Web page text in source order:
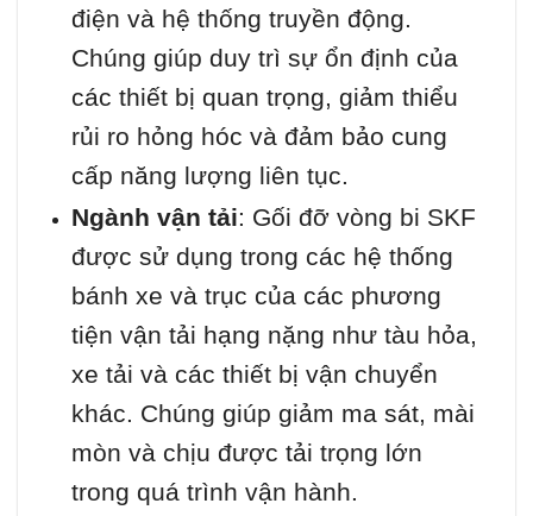
điện và hệ thống truyền động.
Chúng giúp duy trì sự ổn định của
các thiết bị quan trọng, giảm thiểu
rủi ro hỏng hóc và đảm bảo cung
cấp năng lượng liên tục.
Ngành vận tải: Gối đỡ vòng bi SKF
được sử dụng trong các hệ thống
bánh xe và trục của các phương
tiện vận tải hạng nặng như tàu hỏa,
xe tải và các thiết bị vận chuyển
khác. Chúng giúp giảm ma sát, mài
mòn và chịu được tải trọng lớn
trong quá trình vận hành.